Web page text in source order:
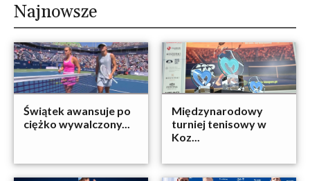
Najnowsze
Świątek awansuje po
ciężko wywalczony...
Międzynarodowy
turniej tenisowy w
Koz...